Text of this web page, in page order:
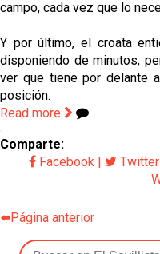
campo, cada vez que lo
Y por último, el croata
disponiendo de minutos,
ver que tiene por delante
posición.
Read more
Comparte:
Facebook
Twitter
⬅️Página anterior